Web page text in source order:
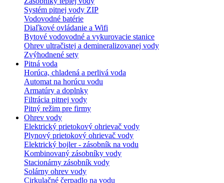
Systém pitnej vody ZIP
Vodovodné batérie
Diaľkové ovládanie a Wifi
Bytové vodovodné a vykurovacie stanice
Ohrev ultračistej a demineralizovanej vody
Zvýhodnené sety
Pitná voda
Horúca, chladená a perlivá voda
Automat na horúcu vodu
Armatúry a doplnky
Filtrácia pitnej vody
Pitný režim pre firmy
Ohrev vody
Elektrický prietokový ohrievač vody
Plynový prietokový ohrievač vody
Elektrický bojler - zásobník na vodu
Kombinovaný zásobníky vody
Stacionárny zásobník vody
Solárny ohrev vody
Cirkulačné čerpadlo na vodu